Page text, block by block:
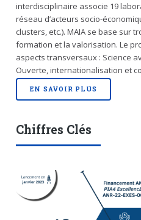
interdisciplinaire associe 19
réseau d’acteurs socio-
clusters, etc.). MAIA se base sur
formation et la valorisation. Le
aspects transversaux : Science
Ouverte, internationalisation et
EN SAVOIR PLUS
Chiffres Clés